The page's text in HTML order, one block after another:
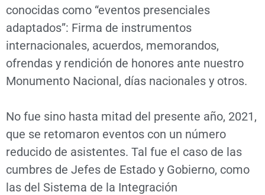
conocidas como “eventos presenciales
adaptados”: Firma de instrumentos
internacionales, acuerdos, memorandos,
ofrendas y rendición de honores ante nuestro
Monumento Nacional, días nacionales y otros.
No fue sino hasta mitad del presente año, 2021,
que se retomaron eventos con un número
reducido de asistentes. Tal fue el caso de las
cumbres de Jefes de Estado y Gobierno, como
las del Sistema de la Integración